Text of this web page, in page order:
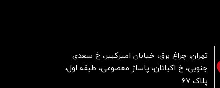
تهران، چراغ برق، خیابان امیرکبیر، خ سعدی
جنوبی، خ اکباتان، پاساژ معصومی، طبقه اول،
پلاک 67